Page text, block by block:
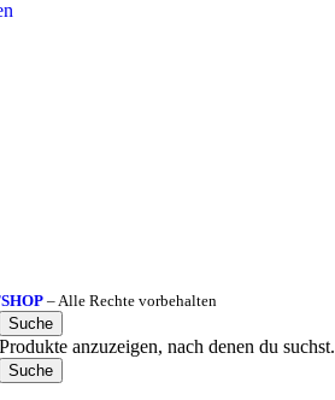
– Alle Rechte vorbehalten
Suche
anzuzeigen, nach denen du suchst.
Suche